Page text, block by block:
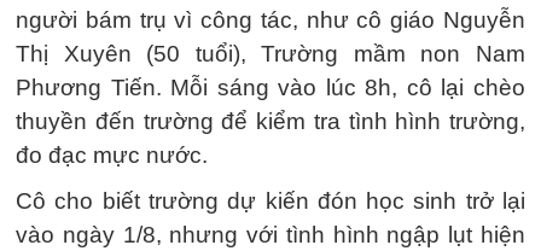
người bám trụ vì công tác, như cô giáo Nguyễn
Thị Xuyên (50 tuổi), Trường mầm non Nam
Phương Tiến. Mỗi sáng vào lúc 8h, cô lại chèo
thuyền đến trường để kiểm tra tình hình trường,
đo đạc mực nước.
Cô cho biết trường dự kiến đón học sinh trở lại
vào ngày 1/8, nhưng với tình hình ngập lụt hiện